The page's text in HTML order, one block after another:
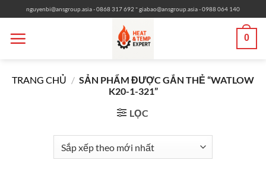
qua
nội
nguyenbi@ansgroup.asia- 0868 317 692 -giabao@ansgroup.asia- 0988 064 140
0
TRANG CHỦ / SẢN PHẨM ĐƯỢC GẮN THẺ “WATLOW
K20-1-321”
LỌC